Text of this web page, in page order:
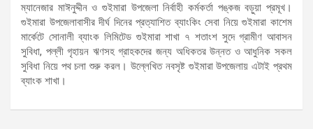
ম্যানেজার মাঈনুদ্দীন ও গুইমারা উপজেলা নির্বাহী কর্মকর্তা পঙ্কজ বড়ুয়া প্রমূখ।
গুইমারা উপজেলাবাসীর দীর্ঘ দিনের প্রত্যাশিত ব্যাংকিং সেবা নিয়ে গুইমারা কাশেম
মার্কেটে সোনালী ব্যাংক লিমিটেড গুইমারা শাখা ৭ শতাংশ সুদে গ্রামীণ আবাসন
সুবিধা, পল্লী গৃহায়ন ঋণসহ গ্রাহকদের জন্য অধিকতর উন্নত ও আধুনিক সকল
সুবিধা নিয়ে পথ চলা শুরু করল। উল্লেখিত নবসৃষ্ট গুইমারা উপজেলায় এটাই প্রথম
ব্যাংক শাখা।